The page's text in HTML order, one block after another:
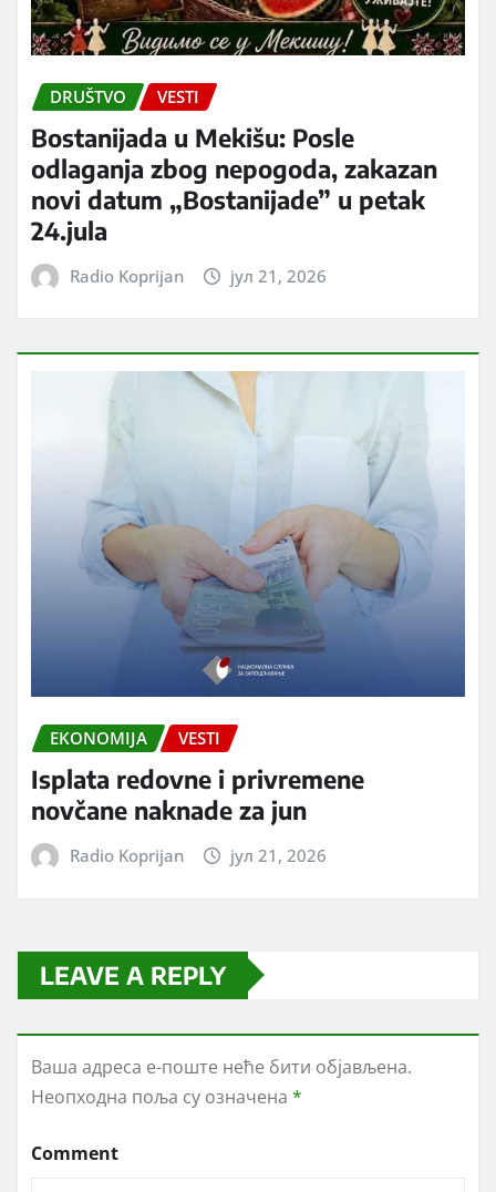
DRUŠTVO VESTI
Bostanijada u Mekišu: Posle
odlaganja zbog nepogoda, zakazan
novi datum „Bostanijade” u petak
24.jula
Radio Koprijan јул 21, 2026
EKONOMIJA VESTI
Isplata redovne i privremene
novčane naknade za jun
Radio Koprijan јул 21, 2026
LEAVE A REPLY
Ваша адреса е-поште неће бити објављена.
Неопходна поља су означена *
Comment